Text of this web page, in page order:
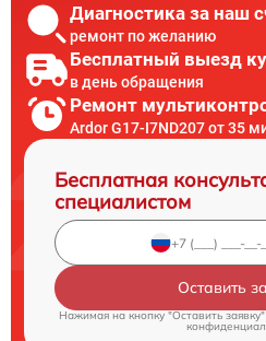
Диагностика за наш
ремонт по желанию
Бесплатный выезд
в день обращения
Ремонт
Ardor G17-I7ND207 от 35
Бесплатная
специалистом
Оставить
Нажимая на кнопку "Оставить